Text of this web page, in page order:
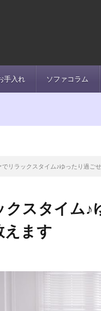
手入れ ソファコラム
でリラックスタイム♪ゆったり過ご
クスタイム♪
えます